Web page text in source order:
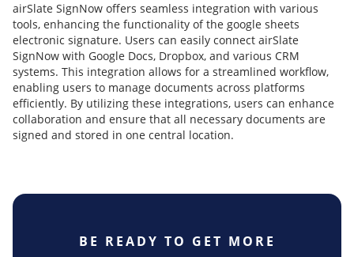
airSlate SignNow offers seamless integration with various
tools, enhancing the functionality of the google sheets
electronic signature. Users can easily connect airSlate
SignNow with Google Docs, Dropbox, and various CRM
systems. This integration allows for a streamlined workflow,
enabling users to manage documents across platforms
efficiently. By utilizing these integrations, users can enhance
collaboration and ensure that all necessary documents are
signed and stored in one central location.
BE READY TO GET MORE